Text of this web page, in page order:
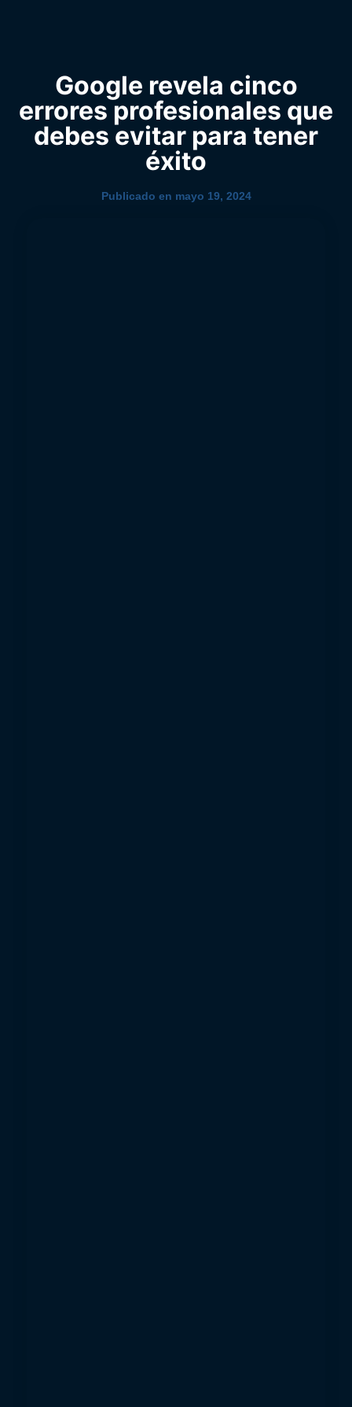
Google revela cinco
errores profesionales que
debes evitar para tener
éxito
Publicado en mayo 19, 2024